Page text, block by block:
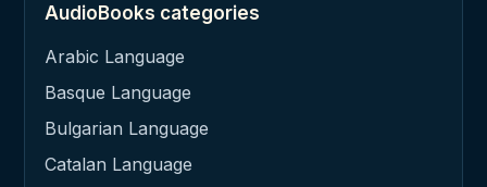
AudioBooks categories
Arabic Language
Basque Language
Bulgarian Language
Catalan Language